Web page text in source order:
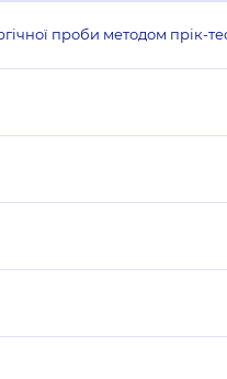
проби методом прік-